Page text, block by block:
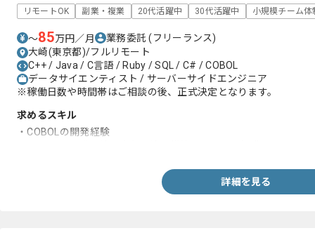
リモートOK 副業・複業 20代活躍中 30代活躍中 小規模チーム体
〜85万円／月 業務委託(フリーランス)
大崎(東京都)/フルリモート
C++ / Java / C言語 / Ruby / SQL / C# / COBOL
データサイエンティスト / サーバーサイドエンジニア
※稼働日数や時間帯はご相談の後、正式決定となります。
求めるスキル
・COBOLの開発経験
詳細を見る